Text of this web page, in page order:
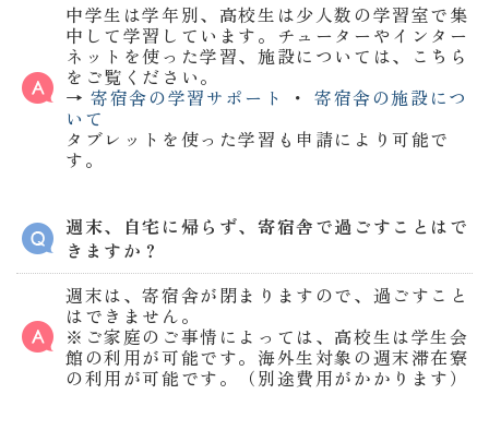
中学生は学年別、高校生は少人数の学習室で集
中して学習しています。チューターやインター
ネットを使った学習、施設については、こちら
をご覧ください。
→寄宿舎の学習サポート ・寄宿舎の施設につ
いて
タブレットを使った学習も申請により可能で
す。
週末、自宅に帰らず、寄宿舎で過ごすことはで
きますか？
週末は、寄宿舎が閉まりますので、過ごすこと
はできません。
※ご家庭のご事情によっては、高校生は学生会
館の利用が可能です。海外生対象の週末滞在寮
の利用が可能です。（別途費用がかかります）